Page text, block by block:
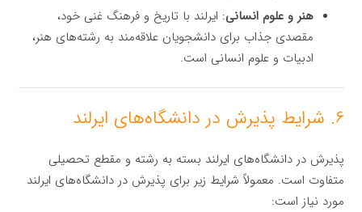
هنر و علوم انسانی: ایرلند با تاریخ و فرهنگ غنی خود،
مقصدی جذاب برای دانشجویان علاقه‌مند به رشته‌های هنر،
ادبیات و علوم انسانی است.
۶. شرایط پذیرش در دانشگاه‌های ایرلند
پذیرش در دانشگاه‌های ایرلند بسته به رشته و مقطع تحصیلی
متفاوت است. معمولاً شرایط زیر برای پذیرش در دانشگاه‌های ایرلند
مورد نیاز است: